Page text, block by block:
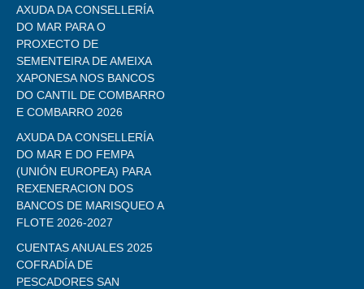
AXUDA DA CONSELLERÍA
DO MAR PARA O
PROXECTO DE
SEMENTEIRA DE AMEIXA
XAPONESA NOS BANCOS
DO CANTIL DE COMBARRO
E COMBARRO 2026
AXUDA DA CONSELLERÍA
DO MAR E DO FEMPA
(UNIÓN EUROPEA) PARA
REXENERACION DOS
BANCOS DE MARISQUEO A
FLOTE 2026-2027
CUENTAS ANUALES 2025
COFRADÍA DE
PESCADORES SAN